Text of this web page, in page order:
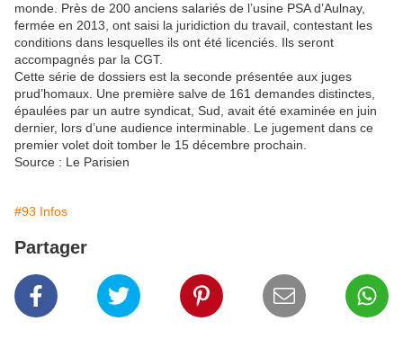
monde. Près de 200 anciens salariés de l’usine PSA d’Aulnay,
fermée en 2013, ont saisi la juridiction du travail, contestant les
conditions dans lesquelles ils ont été licenciés. Ils seront
accompagnés par la CGT.
Cette série de dossiers est la seconde présentée aux juges
prud’homaux. Une première salve de 161 demandes distinctes,
épaulées par un autre syndicat, Sud, avait été examinée en juin
dernier, lors d’une audience interminable. Le jugement dans ce
premier volet doit tomber le 15 décembre prochain.
Source : Le Parisien
#93 Infos
Partager